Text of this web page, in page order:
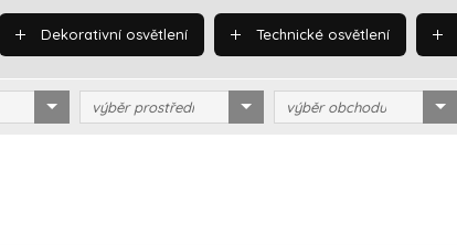
Dekorativní osvětlení Technické osvětlení
výběr prostředí výběr obchodu